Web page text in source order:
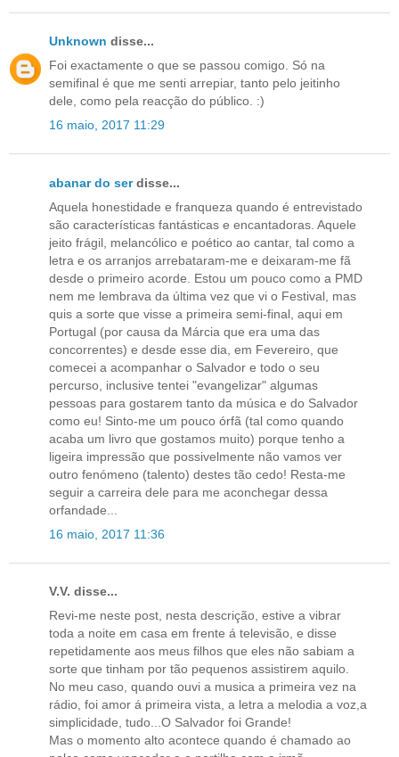
Unknown disse...
Foi exactamente o que se passou comigo. Só na
semifinal é que me senti arrepiar, tanto pelo jeitinho
dele, como pela reacção do público. :)
16 maio, 2017 11:29
abanar do serdisse...
Aquela honestidade e franqueza quando é entrevistado
são características fantásticas e encantadoras. Aquele
jeito frágil, melancólico e poético ao cantar, tal como a
letra e os arranjos arrebataram-me e deixaram-me fã
desde o primeiro acorde. Estou um pouco como a PMD
nem me lembrava da última vez que vi o Festival, mas
quis a sorte que visse a primeira semi-final, aqui em
Portugal (por causa da Márcia que era uma das
concorrentes) e desde esse dia, em Fevereiro, que
comecei a acompanhar o Salvador e todo o seu
percurso, inclusive tentei "evangelizar" algumas
pessoas para gostarem tanto da música e do Salvador
como eu! Sinto-me um pouco órfã (tal como quando
acaba um livro que gostamos muito) porque tenho a
ligeira impressão que possivelmente não vamos ver
outro fenómeno (talento) destes tão cedo! Resta-me
seguir a carreira dele para me aconchegar dessa
orfandade...
16 maio, 2017 11:36
V.V. disse...
Revi-me neste post, nesta descrição, estive a vibrar
toda a noite em casa em frente á televisão, e disse
repetidamente aos meus filhos que eles não sabiam a
sorte que tinham por tão pequenos assistirem aquilo.
No meu caso, quando ouvi a musica a primeira vez na
rádio, foi amor á primeira vista, a letra a melodia a voz,a
simplicidade, tudo...O Salvador foi Grande!
Mas o momento alto acontece quando é chamado ao